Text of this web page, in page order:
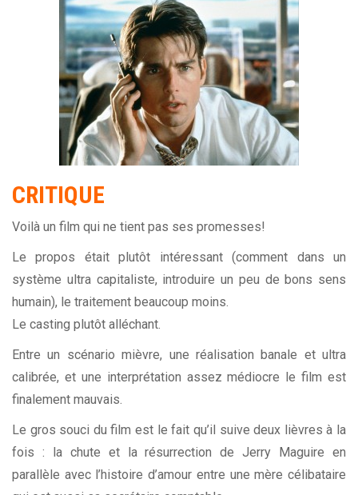
CRITIQUE
Voilà un film qui ne tient pas ses promesses!
Le propos était plutôt intéressant (comment dans un
système ultra capitaliste, introduire un peu de bons sens
humain), le traitement beaucoup moins.
Le casting plutôt alléchant.
Entre un scénario mièvre, une réalisation banale et ultra
calibrée, et une interprétation assez médiocre le film est
finalement mauvais.
Le gros souci du film est le fait qu’il suive deux lièvres à la
fois : la chute et la résurrection de Jerry Maguire en
parallèle avec l’histoire d’amour entre une mère célibataire